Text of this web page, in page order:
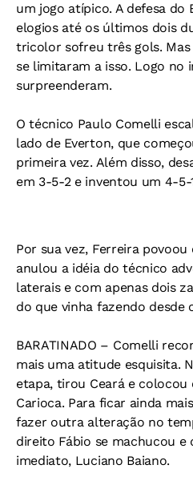
um jogo atípico. A defesa do
elogios até os últimos dois
tricolor sofreu três gols.
se limitaram a isso. Logo no
surpreenderam.
O técnico Paulo Comelli
lado de Everton, que
primeira vez. Além disso,
em 3-5-2 e inventou um 4-5-
Por sua vez, Ferreira
anulou a idéia do técnico
laterais e com apenas dois
do que vinha fazendo desde
BARATINADO – Comelli
mais uma atitude esquisita.
etapa, tirou Ceará e colocou
Carioca. Para ficar ainda
fazer outra alteração no
direito Fábio se machucou e
imediato, Luciano Baiano.